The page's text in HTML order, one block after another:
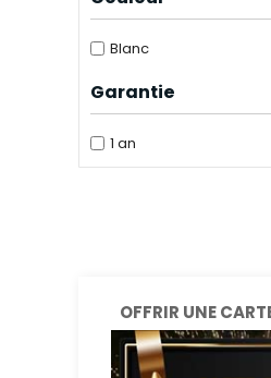
Blanc
Garantie
1 an
OFFRIR UNE